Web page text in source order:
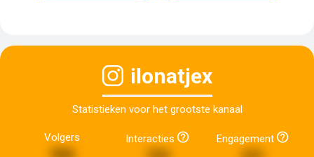
ilonatjex
Statistieken voor het grootste kanaal
Volgers Interacties Engagement